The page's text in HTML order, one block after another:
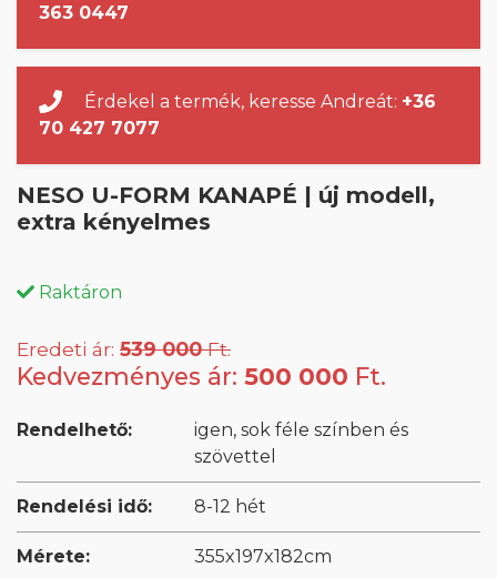
363 0447
Érdekel a termék, keresse Andreát: +36
70 427 7077
NESO U-FORM KANAPÉ | új modell,
extra kényelmes
Raktáron
Eredeti ár: 539 000Ft.
Kedvezményes ár: 500 000 Ft.
Rendelhető:
igen, sok féle színben és
szövettel
Rendelési idő: 8-12 hét
Mérete: 355x197x182cm